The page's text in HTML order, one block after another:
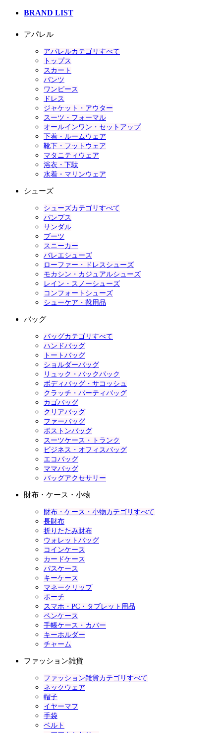
BRAND LIST
アパレル
アパレルカテゴリすべて
トップス
スカート
パンツ
ワンピース
ドレス
ジャケット・アウター
スーツ・フォーマル
オールインワン・セットアップ
下着・ルームウェア
靴下・フットウェア
マタニティウェア
浴衣・下駄
水着・マリンウェア
シューズ
シューズカテゴリすべて
パンプス
サンダル
ブーツ
スニーカー
バレエシューズ
ローファー・ドレスシューズ
モカシン・カジュアルシューズ
レイン・スノーシューズ
コンフォートシューズ
シューケア・靴用品
バッグ
バッグカテゴリすべて
ハンドバッグ
トートバッグ
ショルダーバッグ
リュック・バックパック
ボディバッグ・サコッシュ
クラッチ・パーティバッグ
カゴバッグ
クリアバッグ
ファーバッグ
ボストンバッグ
スーツケース・トランク
ビジネス・オフィスバッグ
エコバッグ
ママバッグ
バッグアクセサリー
財布・ケース・小物
財布・ケース・小物カテゴリすべて
長財布
折りたたみ財布
ウォレットバッグ
コインケース
カードケース
パスケース
キーケース
マネークリップ
ポーチ
スマホ・PC・タブレット用品
ペンケース
手帳ケース・カバー
キーホルダー
チャーム
ファッション雑貨
ファッション雑貨カテゴリすべて
ネックウェア
帽子
イヤーマフ
手袋
ベルト